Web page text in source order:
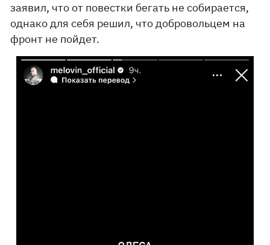
заявил, что от повестки бегать не собирается,
однако для себя решил, что добровольцем на
фронт не пойдет.